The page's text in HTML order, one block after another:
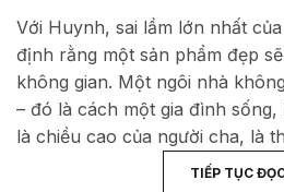
Với Huynh, sai lầm lớn nhất
định rằng một sản phẩm đẹp
không gian. Một ngôi nhà
– đó là cách một gia đình
là chiều cao của người cha, là
TIẾP TỤC